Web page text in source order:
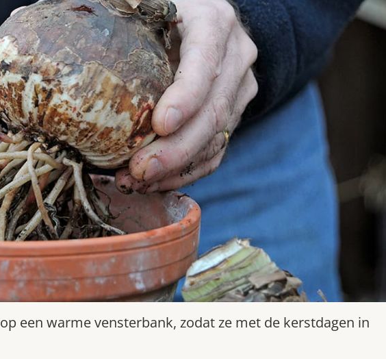
een warme vensterbank, zodat ze met de kerstdagen in